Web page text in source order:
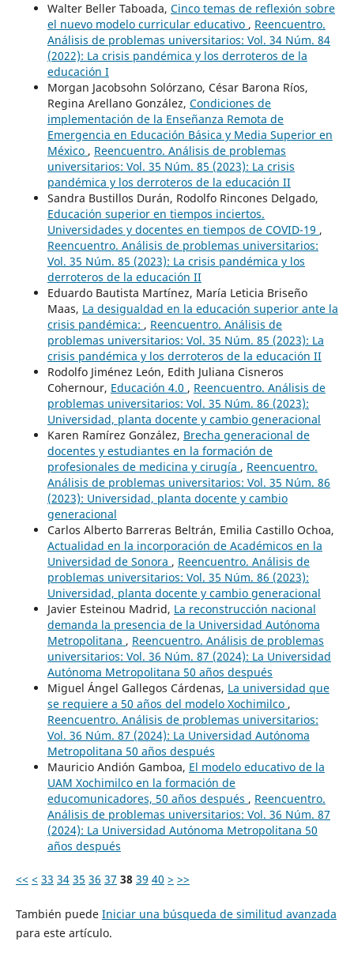
Walter Beller Taboada, Cinco temas de reflexión sobre
el nuevo modelo curricular educativo , Reencuentro.
Análisis de problemas universitarios: Vol. 34 Núm. 84
(2022): La crisis pandémica y los derroteros de la
educación I
Morgan Jacobsohn Solórzano, César Barona Ríos,
Regina Arellano González, Condiciones de
implementación de la Enseñanza Remota de
Emergencia en Educación Básica y Media Superior en
México , Reencuentro. Análisis de problemas
universitarios: Vol. 35 Núm. 85 (2023): La crisis
pandémica y los derroteros de la educación II
Sandra Bustillos Durán, Rodolfo Rincones Delgado,
Educación superior en tiempos inciertos.
Universidades y docentes en tiempos de COVID-19 ,
Reencuentro. Análisis de problemas universitarios:
Vol. 35 Núm. 85 (2023): La crisis pandémica y los
derroteros de la educación II
Eduardo Bautista Martínez, María Leticia Briseño
Maas, La desigualdad en la educación superior ante la
crisis pandémica: , Reencuentro. Análisis de
problemas universitarios: Vol. 35 Núm. 85 (2023): La
crisis pandémica y los derroteros de la educación II
Rodolfo Jiménez León, Edith Juliana Cisneros
Cohernour, Educación 4.0 , Reencuentro. Análisis de
problemas universitarios: Vol. 35 Núm. 86 (2023):
Universidad, planta docente y cambio generacional
Karen Ramírez González, Brecha generacional de
docentes y estudiantes en la formación de
profesionales de medicina y cirugía , Reencuentro.
Análisis de problemas universitarios: Vol. 35 Núm. 86
(2023): Universidad, planta docente y cambio
generacional
Carlos Alberto Barreras Beltrán, Emilia Castillo Ochoa,
Actualidad en la incorporación de Académicos en la
Universidad de Sonora , Reencuentro. Análisis de
problemas universitarios: Vol. 35 Núm. 86 (2023):
Universidad, planta docente y cambio generacional
Javier Esteinou Madrid, La reconstrucción nacional
demanda la presencia de la Universidad Autónoma
Metropolitana , Reencuentro. Análisis de problemas
universitarios: Vol. 36 Núm. 87 (2024): La Universidad
Autónoma Metropolitana 50 años después
Miguel Ángel Gallegos Cárdenas, La universidad que
se requiere a 50 años del modelo Xochimilco ,
Reencuentro. Análisis de problemas universitarios:
Vol. 36 Núm. 87 (2024): La Universidad Autónoma
Metropolitana 50 años después
Mauricio Andión Gamboa, El modelo educativo de la
UAM Xochimilco en la formación de
educomunicadores, 50 años después , Reencuentro.
Análisis de problemas universitarios: Vol. 36 Núm. 87
(2024): La Universidad Autónoma Metropolitana 50
años después
<< < 33 34 35 36 37 38 39 40 > >>
También puede Iniciar una búsqueda de similitud avanzada
para este artículo.